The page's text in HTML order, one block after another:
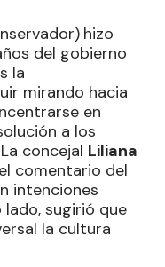
hizo
del gobierno
la
mirando hacia
en
a los
concejal Liliana
comentario del
intenciones
sugirió que
la cultura